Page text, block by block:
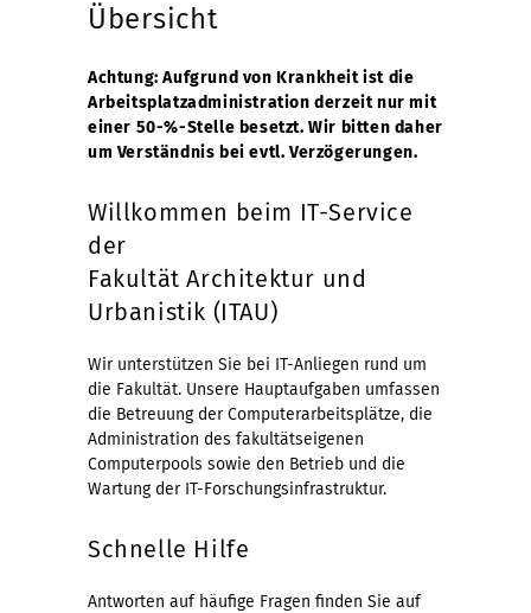
Übersicht
Achtung: Aufgrund von Krankheit ist die
Arbeitsplatzadministration derzeit nur mit
einer 50-%-Stelle besetzt. Wir bitten daher
um Verständnis bei evtl. Verzögerungen.
Willkommen beim IT-Service
der
Fakultät Architektur und
Urbanistik (ITAU)
Wir unterstützen Sie bei IT-Anliegen rund um
die Fakultät. Unsere Hauptaufgaben umfassen
die Betreuung der Computerarbeitsplätze, die
Administration des fakultätseigenen
Computerpools sowie den Betrieb und die
Wartung der IT-Forschungsinfrastruktur.
Schnelle Hilfe
Antworten auf häufige Fragen finden Sie auf